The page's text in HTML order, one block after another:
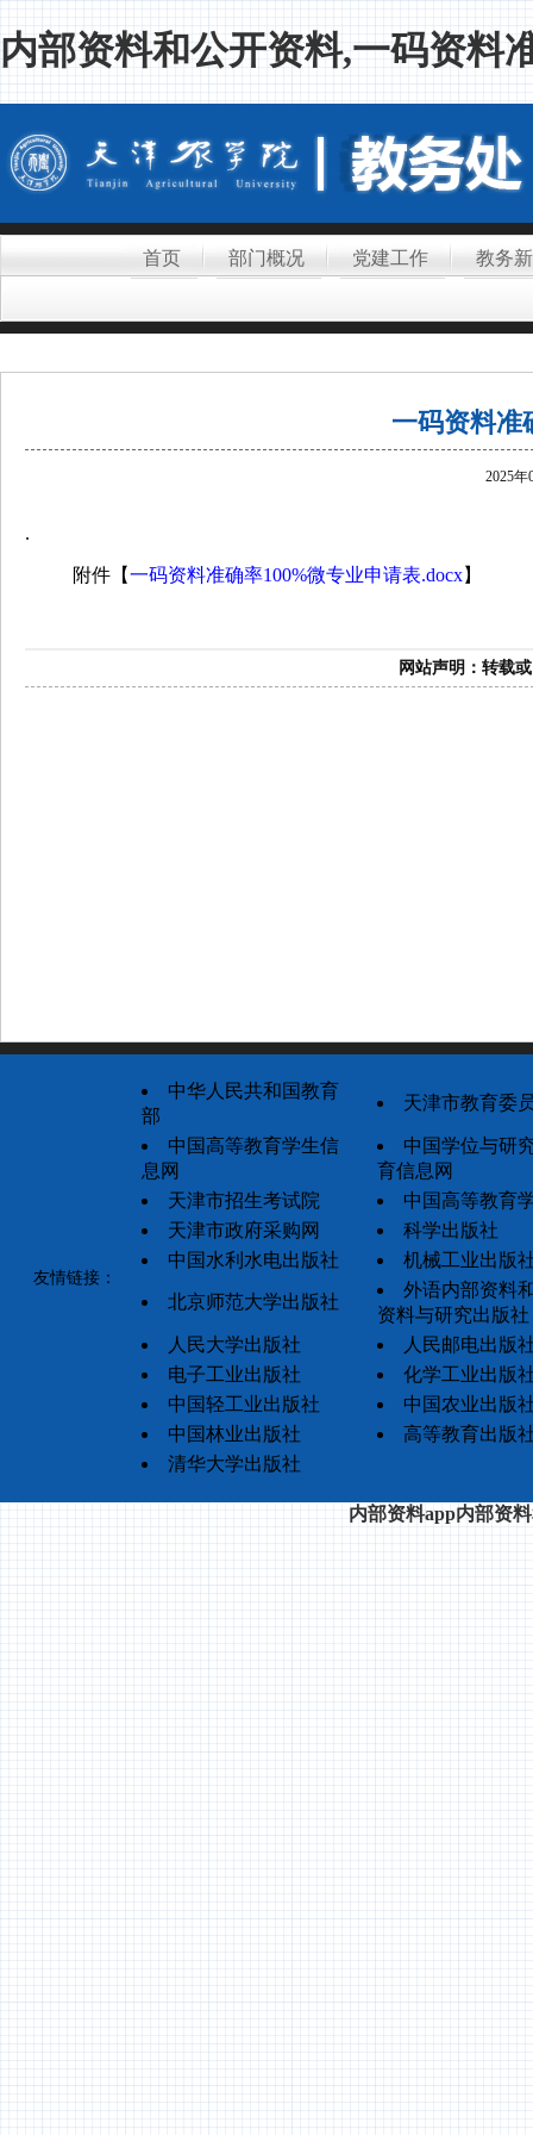
内部资料和公开资料,一码资料
首页 部门概况 党建工作 教务
一码资料准
2025年
.
附件【一码资料准确率100%微专业申请表.docx】
网站声明：
友情链接：
中华人民共和国教育
部
天津市教育委
中国高等教育学生信
息网
中国学位与研
育信息网
天津市招生考试院
中国高等教育
天津市政府采购网
科学出版社
中国水利水电出版社
机械工业出版
北京师范大学出版社
外语内部资料
资料与研究出版社
人民大学出版社
人民邮电出版
电子工业出版社
化学工业出版
中国轻工业出版社
中国农业出版
中国林业出版社
高等教育出版
清华大学出版社
内部资料app内部资